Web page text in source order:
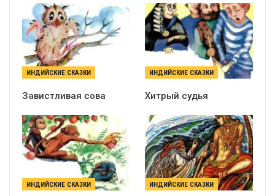
ИНДИЙСКИЕ СКАЗКИ
Завистливая сова
ИНДИЙСКИЕ СКАЗКИ
Хитрый судья
ИНДИЙСКИЕ СКАЗКИ ИНДИЙСКИЕ СКАЗКИ